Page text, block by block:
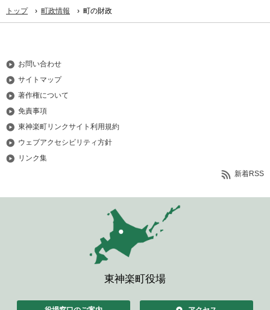
トップ › 町政情報 › 町の財政
お問い合わせ
サイトマップ
著作権について
免責事項
東神楽町リンクサイト利用規約
ウェブアクセシビリティ方針
リンク集
新着RSS
東神楽町役場